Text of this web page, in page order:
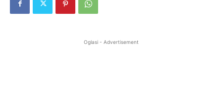
Oglasi - Advertisement